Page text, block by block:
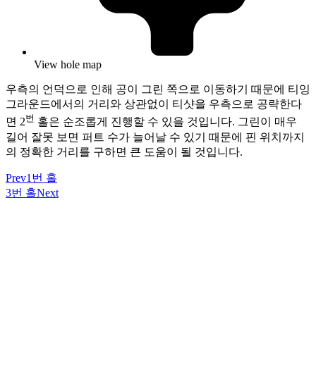
View hole map
우측의 언덕으로 인해 공이 그린 쪽으로 이동하기 때문에 티잉
그라운드에서의 거리와 상관없이 티샷을 우측으로 공략한다
면 2번 홀은 순조롭게 진행할 수 있을 것입니다. 그린이 매우
길어 잘못 보면 퍼트 수가 늘어날 수 있기 때문에 핀 위치까지
의 정확한 거리를 구하면 큰 도움이 될 것입니다.
Prev1번 홀
3번 홀Next